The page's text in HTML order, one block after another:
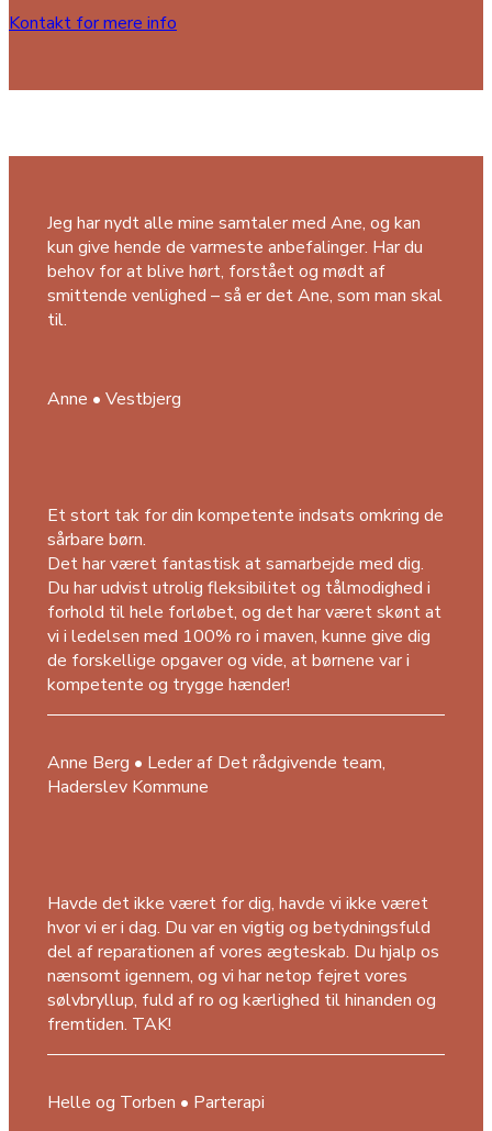
Kontakt for mere info
Jeg har nydt alle mine samtaler med Ane, og kan
kun give hende de varmeste anbefalinger. Har du
behov for at blive hørt, forstået og mødt af
smittende venlighed – så er det Ane, som man skal
til.
Anne • Vestbjerg
Et stort tak for din kompetente indsats omkring de
sårbare børn.
Det har været fantastisk at samarbejde med dig.
Du har udvist utrolig fleksibilitet og tålmodighed i
forhold til hele forløbet, og det har været skønt at
vi i ledelsen med 100% ro i maven, kunne give dig
de forskellige opgaver og vide, at børnene var i
kompetente og trygge hænder!
Anne Berg • Leder af Det rådgivende team,
Haderslev Kommune
Havde det ikke været for dig, havde vi ikke været
hvor vi er i dag. Du var en vigtig og betydningsfuld
del af reparationen af vores ægteskab. Du hjalp os
nænsomt igennem, og vi har netop fejret vores
sølvbryllup, fuld af ro og kærlighed til hinanden og
fremtiden. TAK!
Helle og Torben • Parterapi